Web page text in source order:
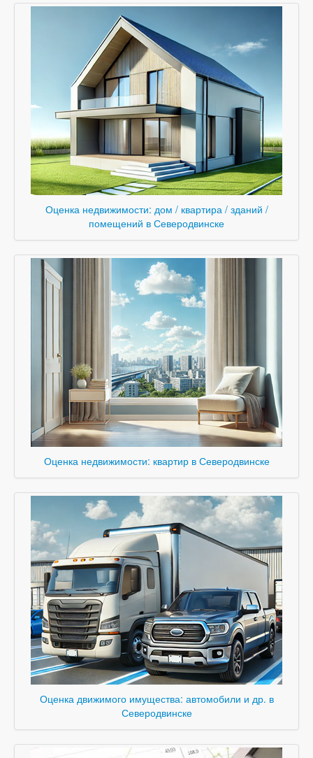
Оценка недвижимости: дом / квартира / зданий /
помещений в Северодвинске
Оценка недвижимости: квартир в Северодвинске
Оценка движимого имущества: автомобили и др. в
Северодвинске